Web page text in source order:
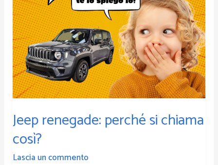
Jeep renegade: perché si chiama
così?
Lascia un commento